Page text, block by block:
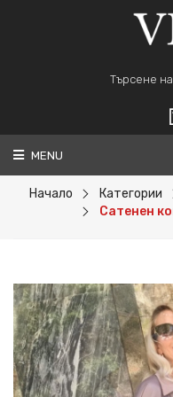
ВАШАТА
MENU
Начало Категории
Сатенен